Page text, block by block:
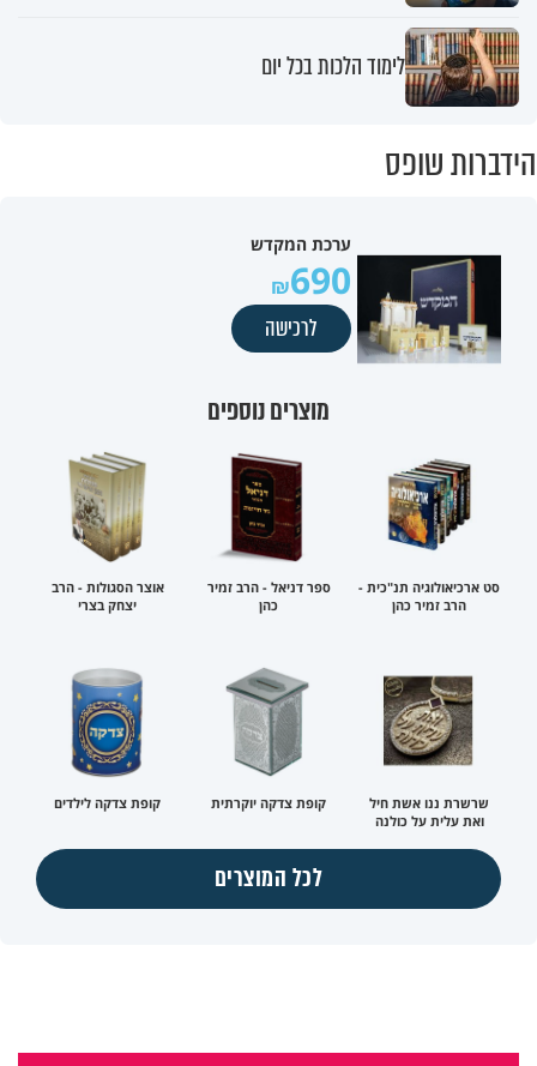
לימוד הלכות בכל יום
הידברות שופס
ערכת המקדש
690
לרכישה
מוצרים נוספים
סט ארכיאולוגיה תנ"כית -
הרב זמיר כהן
ספר דניאל - הרב זמיר
כהן
אוצר הסגולות - הרב
יצחק בצרי
שרשרת ננו אשת חיל
ואת עלית על כולנה
קופת צדקה יוקרתית קופת צדקה לילדים
לכל המוצרים